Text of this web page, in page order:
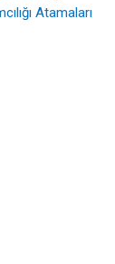
Atamaları